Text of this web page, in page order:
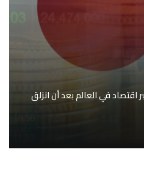
اقتصاد في العالم بعد أن انزلق